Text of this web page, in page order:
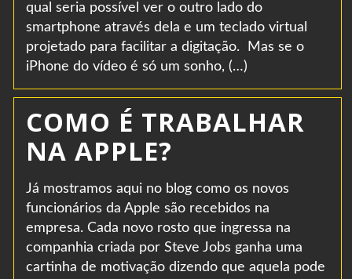
qual seria possível ver o outro lado do
smartphone através dela e um teclado virtual
projetado para facilitar a digitação. Mas se o
iPhone do vídeo é só um sonho, (…)
COMO É TRABALHAR
NA APPLE?
Já mostramos aqui no blog como os novos
funcionários da Apple são recebidos na
empresa. Cada novo rosto que ingressa na
companhia criada por Steve Jobs ganha uma
cartinha de motivação dizendo que aquela pode